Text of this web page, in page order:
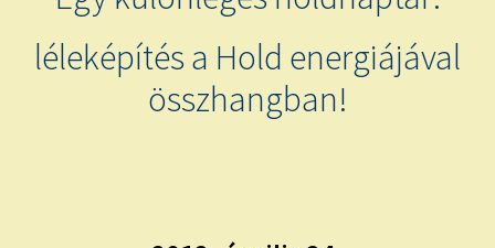
TAROT ELEMZÉS MEGRENDELÉSE LIMITÁLT!
léleképítés a Hold energiájával
összhangban!